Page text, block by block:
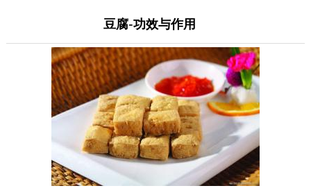
豆腐-功效与作用